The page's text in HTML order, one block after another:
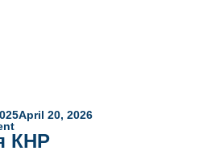
April 20, 2026
on
Увага!
Зміна
КНР